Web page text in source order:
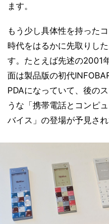
ます。
もう少し具体性を持った
時代をはるかに先取りし
す。たとえば先述の2001
面は製品版の初代
PDAになっていて、後の
うな「携帯電話とコンピ
バイス」の登場が予見され